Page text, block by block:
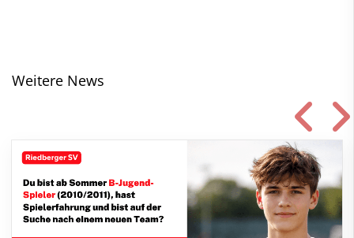
Weitere News